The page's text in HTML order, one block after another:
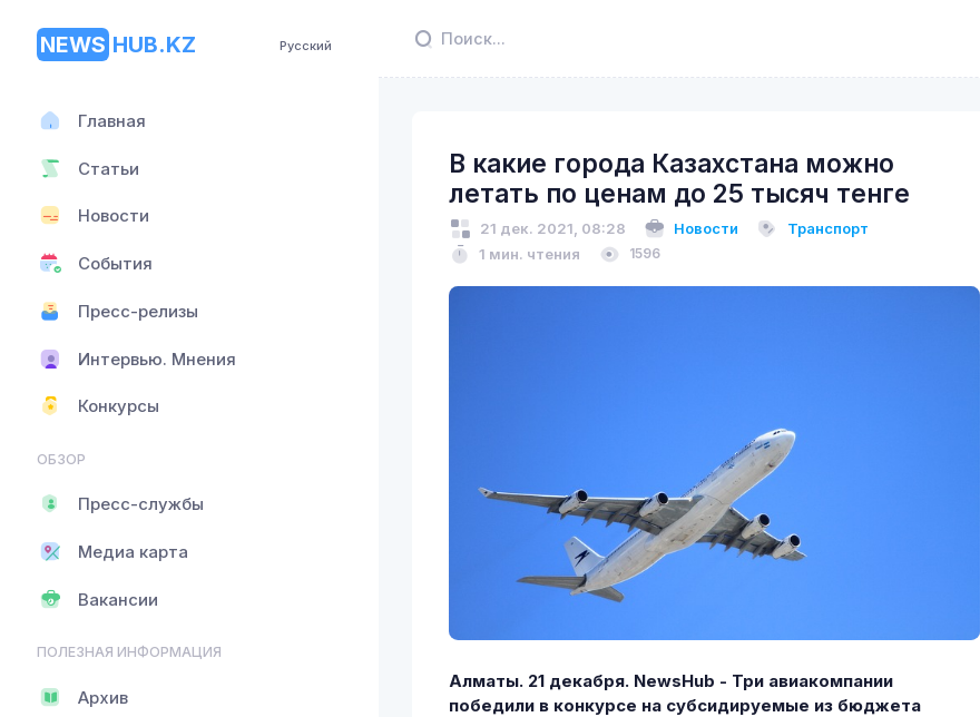
NEWS HUB.KZ Русский
Главная
Статьи
Новости
События
Пресс-релизы
Интервью. Мнения
Конкурсы
ОБЗОР
Пресс-службы
Медиа карта
Вакансии
ПОЛЕЗНАЯ ИНФОРМАЦИЯ
Архив
В какие города Казахстана можно
летать по ценам до 25 тысяч тенге
21 дек. 2021, 08:28 Новости
Транспорт
1 мин. чтения
1596
Алматы. 21 декабря. NewsHub - Три авиакомпании
победили в конкурсе на субсидируемые из бюджета